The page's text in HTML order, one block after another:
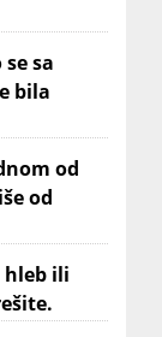
sa
bila
od
od
hleb ili